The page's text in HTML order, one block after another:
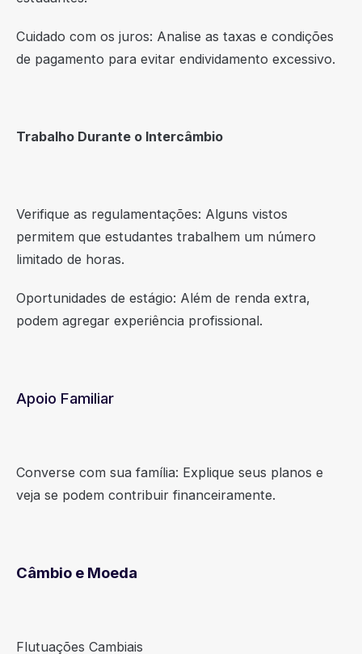
Cuidado com os juros: Analise as taxas e condições
de pagamento para evitar endividamento excessivo.
Trabalho Durante o Intercâmbio
Verifique as regulamentações: Alguns vistos
permitem que estudantes trabalhem um número
limitado de horas.
Oportunidades de estágio: Além de renda extra,
podem agregar experiência profissional.
Apoio Familiar
Converse com sua família: Explique seus planos e
veja se podem contribuir financeiramente.
Câmbio e Moeda
Flutuações Cambiais